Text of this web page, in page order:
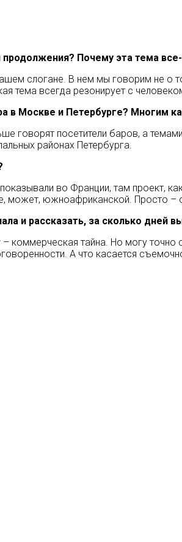
Почему эта тема
слогане. В нем мы говорим не о
тема всегда резонирует с
в Москве и Петербурге?
говорят посетители баров, а
районах Петербурга.
во Франции, там проект,
может, южноафриканской. Просто –
и рассказать, за сколько дней
тайна. Но могу точно
А что касается